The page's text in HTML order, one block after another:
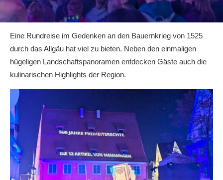
Eine Rundreise im Gedenken an den Bauernkrieg von 1525
durch das Allgäu hat viel zu bieten. Neben den einmaligen
hügeligen Landschaftspanoramen entdecken Gäste auch die
kulinarischen Highlights der Region.